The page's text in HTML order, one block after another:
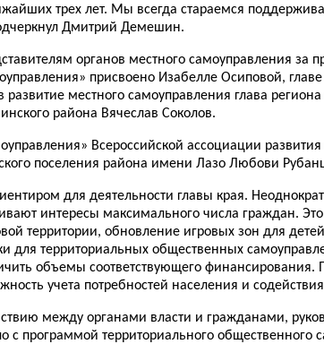
трех лет. Мы всегда стараемся
Дмитрий Демешин.
органов местного самоуправления за
присвоено Изабелле Осиповой,
местного самоуправления глава
района Вячеслав Соколов.
Всероссийской ассоциации
поселения района имени Лазо Любови
для деятельности главы края.
интересы максимального числа граждан.
территории, обновление игровых зон для
для территориальных общественных
объемы соответствующего
учета потребностей населения и
между органами власти и гражданами,
с программой территориального